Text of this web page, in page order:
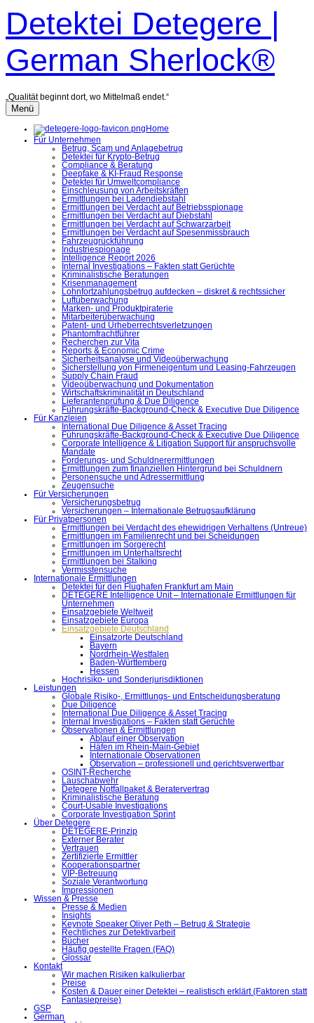
Inhalt
überspringen
Detektei Detegere |
German Sherlock®
„Qualität beginnt dort, wo Mittelmaß endet.“
Menü
Home
Für Unternehmen
Betrug, Scam und Anlagebetrug
Detektei für Krypto-Betrug
Compliance & Beratung
Deepfake & KI-Fraud Response
Detektei für Umweltcompliance
Einschleusung von Arbeitskräften
Ermittlungen bei Ladendiebstahl
Ermittlungen bei Verdacht auf Betriebsspionage
Ermittlungen bei Verdacht auf Diebstahl
Ermittlungen bei Verdacht auf Schwarzarbeit
Ermittlungen bei Verdacht auf Spesenmissbrauch
Fahrzeugrückführung
Industriespionage
Intelligence Report 2026
Internal Investigations – Fakten statt Gerüchte
Kriminalistische Beratungen
Krisenmanagement
Lohnfortzahlungsbetrug aufdecken – diskret & rechtssicher
Luftüberwachung
Marken- und Produktpiraterie
Mitarbeiterüberwachung
Patent- und Urheberrechtsverletzungen
Phantomfrachtführer
Recherchen zur Vita
Reports & Economic Crime
Sicherheitsanalyse und Videoüberwachung
Sicherstellung von Firmeneigentum und Leasing-Fahrzeugen
Supply Chain Fraud
Videoüberwachung und Dokumentation
Wirtschaftskriminalität in Deutschland
Lieferantenprüfung & Due Diligence
Führungskräfte-Background-Check & Executive Due Diligence
Für Kanzleien
International Due Diligence & Asset Tracing
Führungskräfte-Background-Check & Executive Due Diligence
Corporate Intelligence & Litigation Support für anspruchsvolle
Mandate
Forderungs- und Schuldnerermittlungen
Ermittlungen zum finanziellen Hintergrund bei Schuldnern
Personensuche und Adressermittlung
Zeugensuche
Für Versicherungen
Versicherungsbetrug
Versicherungen – Internationale Betrugsaufklärung
Für Privatpersonen
Ermittlungen bei Verdacht des ehewidrigen Verhaltens (Untreue)
Ermittlungen im Familienrecht und bei Scheidungen
Ermittlungen im Sorgerecht
Ermittlungen im Unterhaltsrecht
Ermittlungen bei Stalking
Vermisstensuche
Internationale Ermittlungen
Detektei für den Flughafen Frankfurt am Main
DETEGERE Intelligence Unit – Internationale Ermittlungen für
Unternehmen
Einsatzgebiete Weltweit
Einsatzgebiete Europa
Einsatzgebiete Deutschland
Einsatzorte Deutschland
Bayern
Nordrhein-Westfalen
Baden-Württemberg
Hessen
Hochrisiko- und Sonderjurisdiktionen
Leistungen
Globale Risiko-, Ermittlungs- und Entscheidungsberatung
Due Diligence
International Due Diligence & Asset Tracing
Internal Investigations – Fakten statt Gerüchte
Observationen & Ermittlungen
Ablauf einer Observation
Häfen im Rhein-Main-Gebiet
Internationale Observationen
Observation – professionell und gerichtsverwertbar
OSINT-Recherche
Lauschabwehr
Detegere Notfallpaket & Beratervertrag
Kriminalistische Beratung
Court-Usable Investigations
Corporate Investigation Sprint
Über Detegere
DETEGERE-Prinzip
Externer Berater
Vertrauen
Zertifizierte Ermittler
Kooperationspartner
VIP-Betreuung
Soziale Verantwortung
Impressionen
Wissen & Presse
Presse & Medien
Insights
Keynote Speaker Oliver Peth – Betrug & Strategie
Rechtliches zur Detektivarbeit
Bücher
Häufig gestellte Fragen (FAQ)
Glossar
Kontakt
Wir machen Risiken kalkulierbar
Preise
Kosten & Dauer einer Detektei – realistisch erklärt (Faktoren statt
Fantasiepreise)
GSP
German